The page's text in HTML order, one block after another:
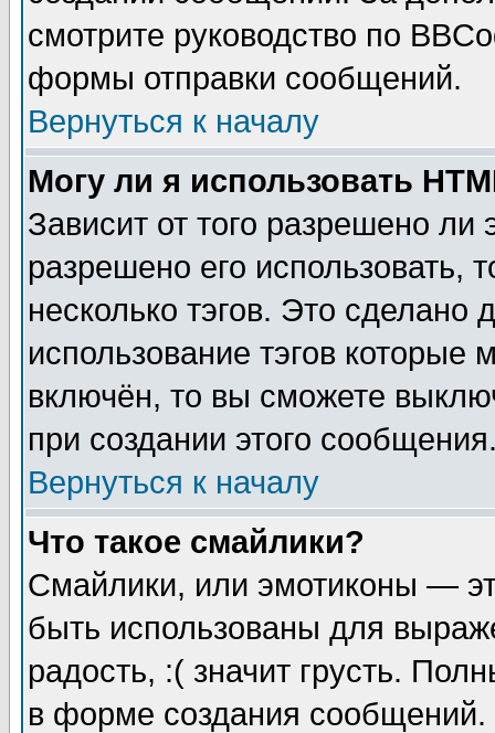
смотрите руководство по
формы отправки сообщений.
Вернуться к началу
Могу ли я использовать
Зависит от того разрешено
разрешено его использовать,
несколько тэгов. Это сделано
использование тэгов
включён, то вы сможете
при создании этого
Вернуться к началу
Что такое смайлики?
Смайлики, или эмотиконы —
быть использованы для
радость, :( значит грусть.
в форме создания сообщений.